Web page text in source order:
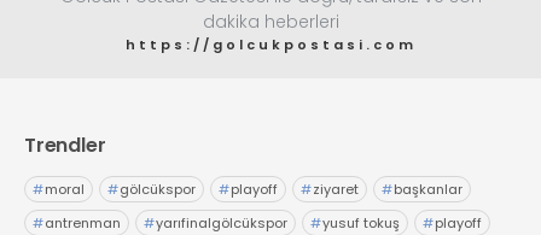
dakika heberleri
https://golcukpostasi.com
Trendler
#moral #gölcükspor #playoff #ziyaret #başkanlar
#antrenman #yarıfinalgölcükspor #yusuf tokuş #playoff